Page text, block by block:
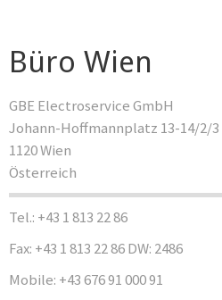
Büro Wien
GBE Electroservice GmbH
Johann-Hoffmannplatz 13-14/2/3
1120 Wien
Österreich
Tel.: +43 1 813 22 86
Fax: +43 1 813 22 86 DW: 2486
Mobile: +43 676 91 000 91